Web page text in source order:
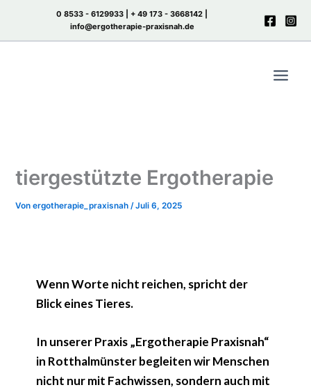
springen
0 8533 - 6129933 | + 49 173 - 3668142
info@ergotherapie-praxisnah.de
tiergestützte Ergotherapie
Vonergotherapie_praxisnah/Juli 6, 2025
Wenn Worte nicht reichen, spricht der
Blick eines Tieres.
In unserer Praxis „Ergotherapie Praxisnah“
in Rotthalmünster begleiten wir Menschen
nicht nur mit Fachwissen, sondern auch mit